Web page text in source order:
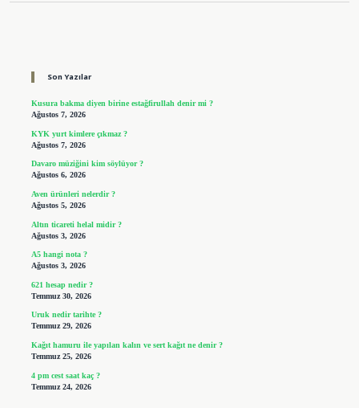
Son Yazılar
Kusura bakma diyen birine estağfirullah denir mi ?
Ağustos 7, 2026
KYK yurt kimlere çıkmaz ?
Ağustos 7, 2026
Davaro müziğini kim söylüyor ?
Ağustos 6, 2026
Aven ürünleri nelerdir ?
Ağustos 5, 2026
Altın ticareti helal midir ?
Ağustos 3, 2026
A5 hangi nota ?
Ağustos 3, 2026
621 hesap nedir ?
Temmuz 30, 2026
Uruk nedir tarihte ?
Temmuz 29, 2026
Kağıt hamuru ile yapılan kalın ve sert kağıt ne denir ?
Temmuz 25, 2026
4 pm cest saat kaç ?
Temmuz 24, 2026